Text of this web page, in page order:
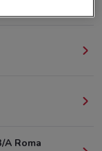
A Roma